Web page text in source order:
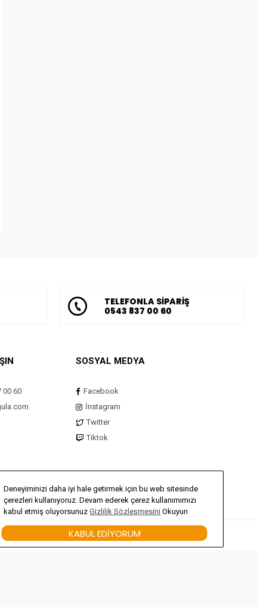
TELEFONLA SİPARİŞ
0543 837 00 60
00 60
SOSYAL MEDYA
Facebook
İnstagram
Twitter
Tiktok
KABUL EDIYORUM
Deneyiminizi daha iyi hale getirmek için bu web sitesinde
çerezleri kullanıyoruz. Devam ederek çerez kullanımımızı
kabul etmiş oluyorsunuz Gizlilik Sözleşmesini Okuyun